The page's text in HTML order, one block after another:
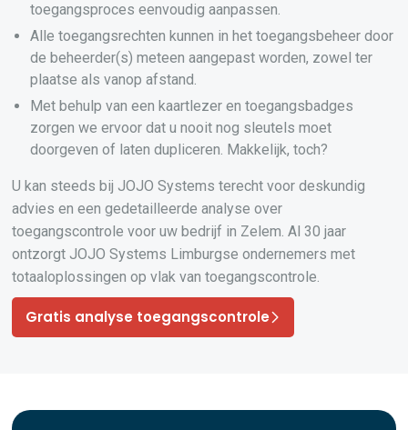
toegangsproces eenvoudig aanpassen.
Alle toegangsrechten kunnen in het toegangsbeheer door
de beheerder(s) meteen aangepast worden, zowel ter
plaatse als vanop afstand.
Met behulp van een kaartlezer en toegangsbadges
zorgen we ervoor dat u nooit nog sleutels moet
doorgeven of laten dupliceren. Makkelijk, toch?
U kan steeds bij JOJO Systems terecht voor deskundig
advies en een gedetailleerde analyse over
toegangscontrole voor uw bedrijf in Zelem. Al 30 jaar
ontzorgt JOJO Systems Limburgse ondernemers met
totaaloplossingen op vlak van toegangscontrole.
Gratis analyse toegangscontrole